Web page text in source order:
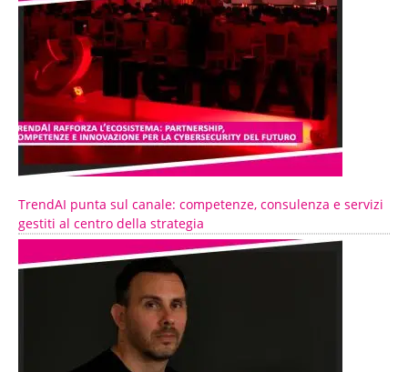
TrendAI punta sul canale: competenze, consulenza e servizi
gestiti al centro della strategia